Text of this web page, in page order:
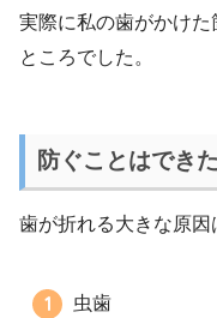
実際に私の歯がかけ
ところでした。
防ぐことはでき
歯が折れる大きな原因
虫歯